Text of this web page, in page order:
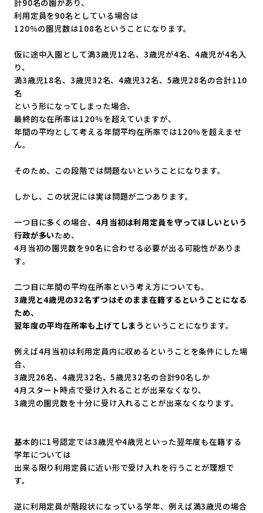
計90名の園があり、
利用定員を90名としている場合は
120％の園児数は108名ということになります。
仮に途中入園として満3歳児12名、3歳児が4名、4歳児が4名入
り、
満3歳児18名、3歳児32名、4歳児32名、 5歳児28名の合計110
名
という形になってしまった場合、
最終的な在所率は120％を超えていますが、
年間の平均として考える年間平均在所率では120％を超えませ
ん。
そのため、この段階では問題ないということになります。
しかし、この状況には実は問題が二つあります。
一つ目に多くの場合、 4月当初は利用定員を守ってほしいという
行政が多いため、
4月当初の園児数を90名に合わせる必要が出る可能性がありま
す。
二つ目に年間の平均在所率という考え方についても、
3歳児と4歳児の32名ずつはそのまま在籍するということになる
ため、
翌年度の平均在所率も上げてしまう ということになります。
例えば4月当初は利用定員内に収めるということを条件にした場
合、
3歳児26名、4歳児32名、5歳児32名の合計90名しか
4月スタート時点で受け入れることが出来なくなり、
3歳児の園児数を十分に受け入れることが出来なくなります。
基本的に1号認定では3歳児や4歳児といった翌年度も在籍する
学年については
出来る限り利用定員に近い形で受け入れを行うことが理想で
す。
逆に利用定員が階段状になっている学年、例えば満3歳児の場合